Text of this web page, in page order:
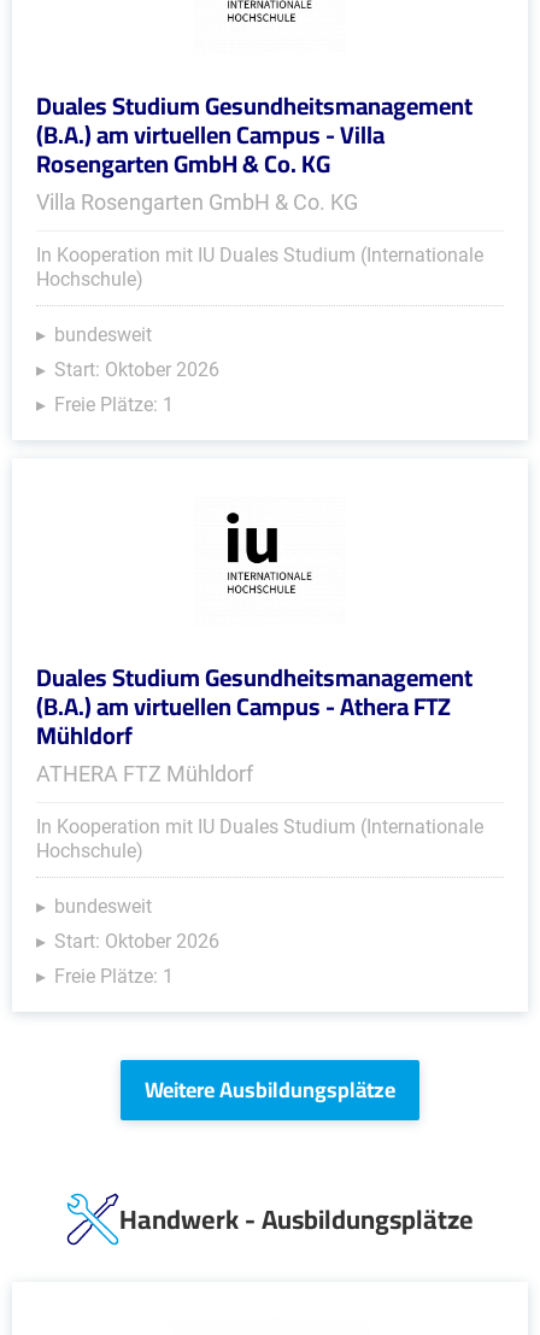
Duales Studium Gesundheitsmanagement
(B.A.) am virtuellen Campus - Villa
Rosengarten GmbH & Co. KG
Villa Rosengarten GmbH & Co. KG
In Kooperation mit IU Duales Studium (Internationale
Hochschule)
bundesweit
Start: Oktober 2026
Freie Plätze: 1
Duales Studium Gesundheitsmanagement
(B.A.) am virtuellen Campus - Athera FTZ
Mühldorf
ATHERA FTZ Mühldorf
In Kooperation mit IU Duales Studium (Internationale
Hochschule)
bundesweit
Start: Oktober 2026
Freie Plätze: 1
Weitere Ausbildungsplätze
Handwerk - Ausbildungsplätze